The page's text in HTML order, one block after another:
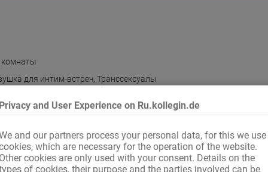
Privacy and User Experience on Ru.kollegin.de
and our partners process your personal data, for this we use
which are necessary for the operation of the website.
Other cookies are only used with your consent. Details on the
of cookies, their purpose and the parties involved can be
комнаты
для интим-встреч,Транссексуалы
аренда